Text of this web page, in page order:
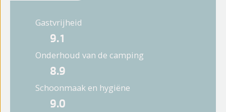
Gastvrijheid
9.1
Onderhoud van de camping
8.9
Schoonmaak en hygiëne
9.0